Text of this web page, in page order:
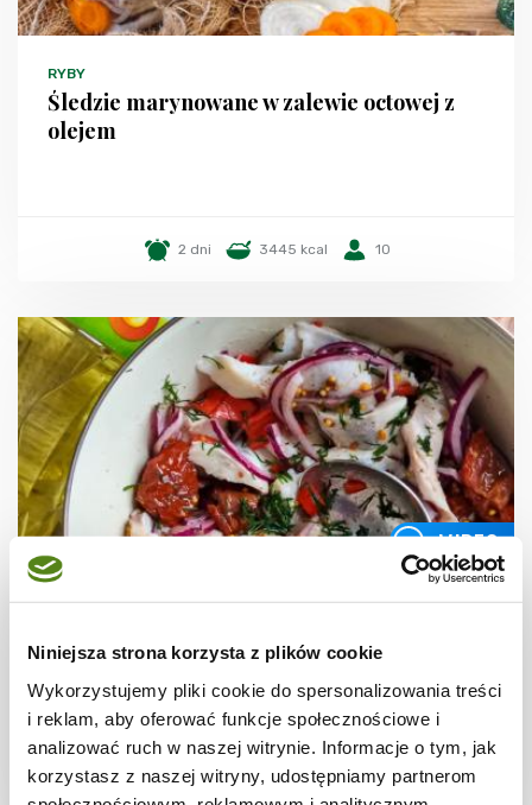
Niniejsza strona korzysta z plików cookie
Wykorzystujemy pliki cookie do spersonalizowania treści
i reklam, aby oferować funkcje społecznościowe i
analizować ruch w naszej witrynie. Informacje o tym, jak
korzystasz z naszej witryny, udostępniamy partnerom
RYBY
Śledzie marynowane w zalewie octowej z
olejem
2 dni 3445 kcal 10
WIDEO
Śledzie na ostro z suszonymi pomidorami
3 godz. 2882 kcal 10